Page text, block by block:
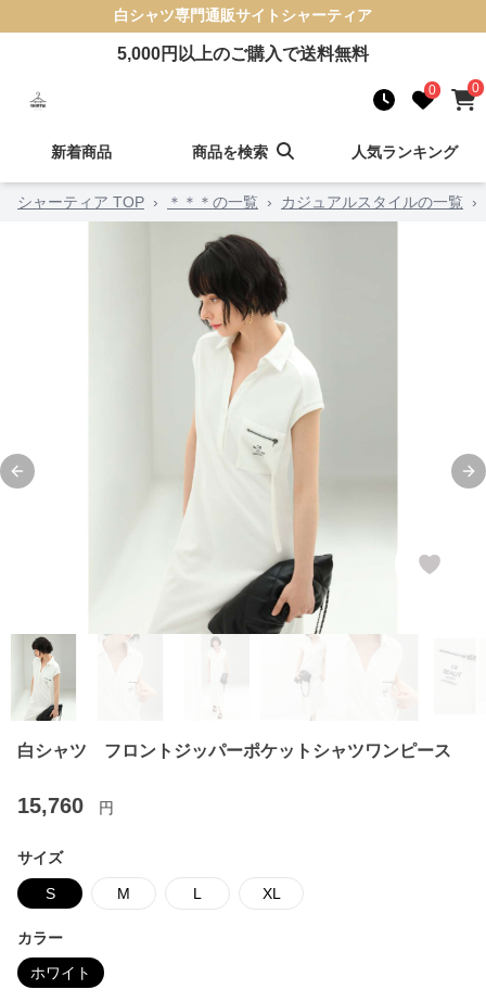
白シャツ専門通販サイト シャーティア
5,000円以上のご購入で送料無料
0 0
新着商品 商品を検索 人気ランキング
シャーティア TOP › ＊＊＊の一覧 › カジュアルスタイルの一覧 ›
Previous slide
白シャツ フロントジッパーポケットシャツワンピース
15,760 円
サイズ
S M L XL
カラー
ホワイト